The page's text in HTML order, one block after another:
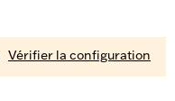
Vérifier la configuration